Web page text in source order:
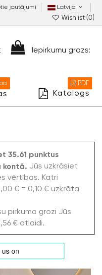
jautājumi Latvija
Wishlist (0)
Iepirkumu grozs:
Katalogs
PDF
35.61 punktus
kontā. Jūs uzkrāsiet
vērtības. Katri
€ = 0,10 € uzkrāta
pirkuma grozi Jūs
€ atlaidi.